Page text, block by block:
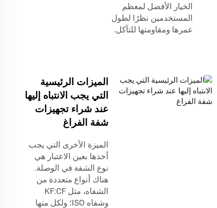
الخيار الأفضل لمعظم
المستخدمين نظرًا لطول
عمرها ومقاومتها للتآكل.
الميزات الرئيسية
التي يجب الانتباه إليها
عند شراء تجهيزات
شفة الفراغ
الميزة الأخرى التي يجب
أخذها بعين الاعتبار هي
نوع الشفة في الوصلة.
هناك أنواع متعددة من
الشفاه، مثل KF:CF
وشفاه ISO؛ ولكل منها